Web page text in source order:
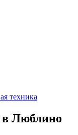
техника
Люблино